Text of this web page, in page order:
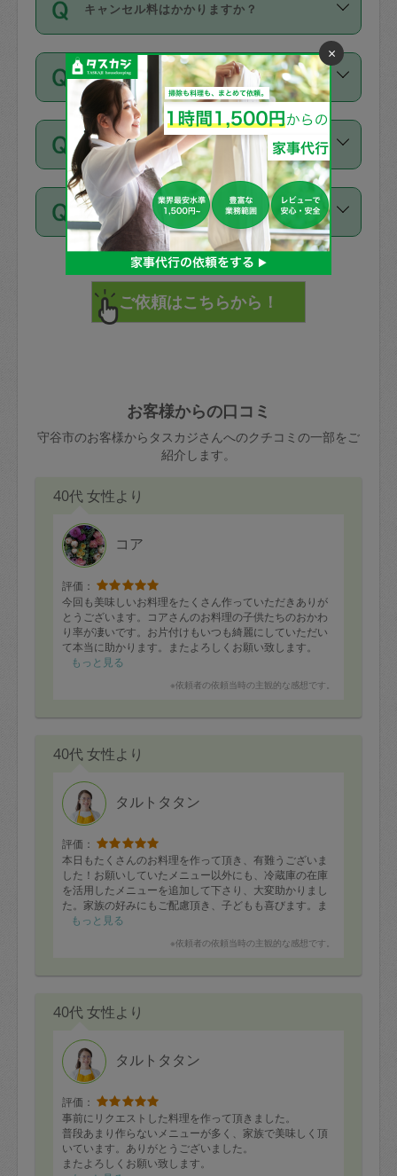
日本語も話せる方など様々です。
バックグラウンドや得意分野はプロフィ
ールに記載していますので、各自の得意
分野を見極めて、目的に合わせてお仕事
を依頼してください。
現場トライアルを受け、合格したタスカ
ジさんが活動されています。
※テストセンターの講評は１件目のレビュ
ーとして記載されていますので依頼の際
に参考にしてください。
参考：【詳細】タスカジさんの登録に際
して面接や教育は実施していますか？
です。作業中に物を壊したり、人にけが
をさせたりした場合が対象で、補償金額
は対物1000万円、対人1億円が上限で
す。
万が一損害が発生した場合は、その場の
写真を撮り、
タスカジサポートセンターまでご連絡く
ださい。
詳細FAQ：損害賠償保険について教えて
ください。
以降）の日時から受付可能となっていま
す。
ただし、72時間を切った直前の日程では
タスカジさんへ「募集」をかけることが
可能です。
キャンセル料はかかりますか？
キャンセル料には、以下の2種類がありま
す。
1. 直前キャンセル（定期、スポット契約
共通）
・タスカジさんのお仕事開始予定時間前
72時間を超える※と、以下のキャンセル
料が発生します。
直前キャンセル料：
72時間前〜24時間前＝依頼料金の50%
依頼者不在による当日キャンセル＝依頼
金額の100%＋交通費全額
合、水曜日午前9時以降はキャンセル料が
発生
水曜日9時〜金曜日9時まで＝依頼料金の
50%
金曜日9時～土曜日8時まで＝依頼金額の
100%
土曜日8時〜実施時間＝依頼金額の100%
＋交通費全額
依頼者不在による当日キャンセル＝依頼
定期契約をキャンセルする場合、毎週定
期は月2回まで隔週定期は月1回までキャ
ンセル料は発生しません。それ以上はキ
ャンセル料が発生します。
定期契約キャンセル料：
い。
定期依頼1回（3時間）の金額とスポット
1回（3時間）依頼した場合の金額の差額
相当で料金設定されています。
お試し利用はできますか？
「お試し利用」というメニューはありま
せんが、「一回のみ」依頼を活用するこ
とによって、気に入ったタスカジさんを
見つけることができます。
まず、条件の合う気になるタスカジさ
ん、２・３人に「スポット」依頼をして
みてください。
その後、一番気に入ったタスカジさんに
不在の場合にもお願いできますか？
不在の場合の作業はタスカジさんの同意
が必要です。数回の依頼ののち、タスカ
ジさんと依頼者の間で十分な信頼関係が
できたのち、タスカジさんに依頼してみ
てください。
不在時に部屋に入るためにタスカジさん
きた場合は損害保険の対象外となるので
ご注意ください。
注意しなくてはいけない点はありますか？
貴重品は紛失の際トラブルの元となるの
で、必ず鍵のかかるロッカーや金庫に入
れて依頼者の責任の元管理するよう心掛
けてください。
あわせてこちらも参照ください ： 初めて
利用します。注意しなくてはいけない点
はありますか？
お客様からの口コミ
守谷市のお客様からタスカジさんへのクチコミの一部をご
紹介します。
40代 女性より
コア
評価：
今回も美味しいお料理をたくさん作っていただきありが
とうございます。コアさんのお料理の子供たちのおかわ
り率が凄いです。お片付けもいつも綺麗にしていただい
て本当に助かります。またよろしくお願い致します。
もっと見る
※依頼者の依頼当時の主観的な感想です。
40代 女性より
タルトタタン
評価：
本日もたくさんのお料理を作って頂き、有難うございま
した！お願いしていたメニュー以外にも、冷蔵庫の在庫
を活用したメニューを追加して下さり、大変助かりまし
た。家族の好みにもご配慮頂き、子どもも喜びます。ま
た宜しくお願いいたします。
もっと見る
※依頼者の依頼当時の主観的な感想です。
40代 女性より
タルトタタン
評価：
事前にリクエストした料理を作って頂きました。
普段あまり作らないメニューが多く、家族で美味しく頂
いています。ありがとうございました。
またよろしくお願い致します。
×